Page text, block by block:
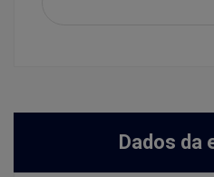
Dados da